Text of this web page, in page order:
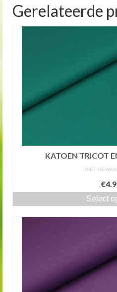
Gerelateerde
KATOEN TRICOT
NIET
Select